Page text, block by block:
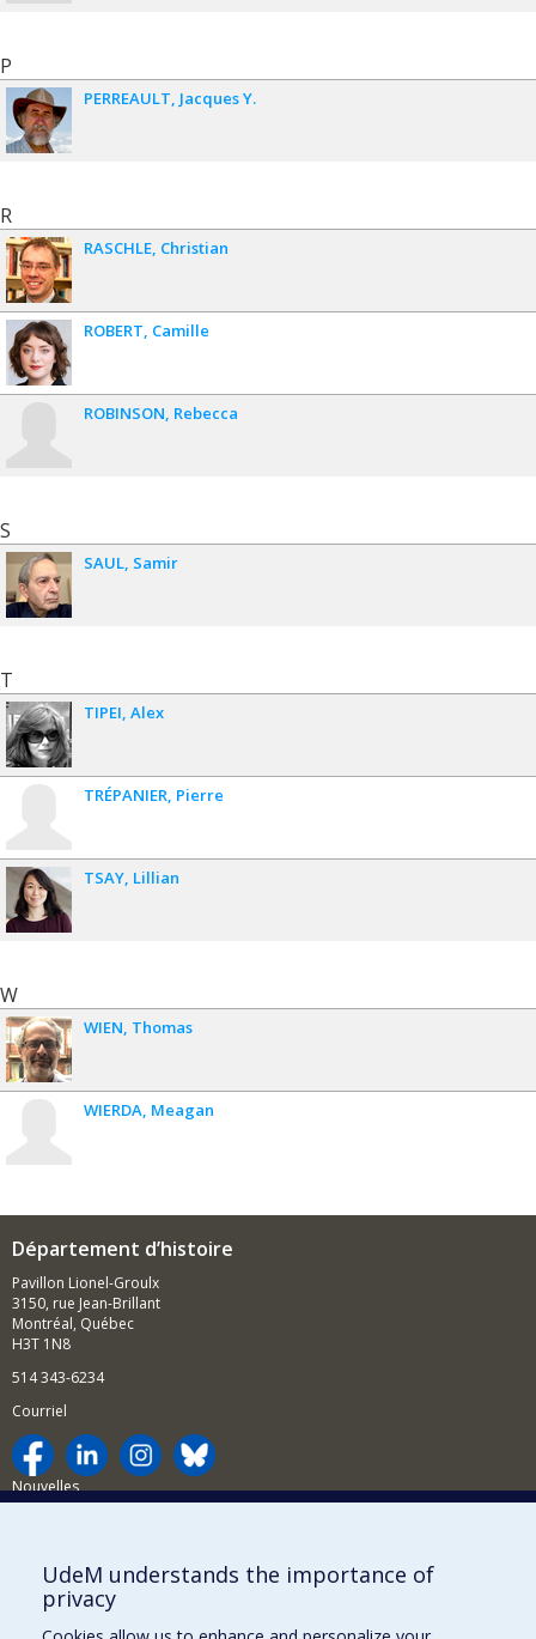
P
PERREAULT Jacques Y.
R
RASCHLE Christian
ROBERT Camille
ROBINSON Rebecca
S
SAUL Samir
T
TIPEI Alex
TRÉPANIER Pierre
TSAY Lillian
W
WIEN Thomas
WIERDA Meagan
Département d’histoire
Pavillon Lionel-Groulx
3150, rue Jean-Brillant
Montréal, Québec
H3T 1N8
514 343-6234
Courriel
Nouvelles
Comment soutenir le Département?
BESOIN D'AIDE?
UdeM understands the importance of
privacy